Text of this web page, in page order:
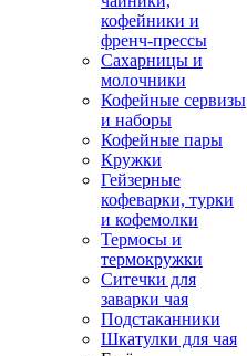
кофейники и
френч-прессы
Сахарницы и
молочники
Кофейные сервизы
и наборы
Кофейные пары
Кружки
Гейзерные
кофеварки, турки
и кофемолки
Термосы и
термокружки
Ситечки для
заварки чая
Подстаканники
Шкатулки для чая